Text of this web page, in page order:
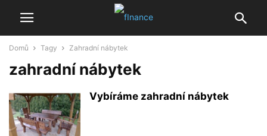
Domů Tagy Zahradní nábytek
zahradní nábytek
Vybíráme zahradní nábytek